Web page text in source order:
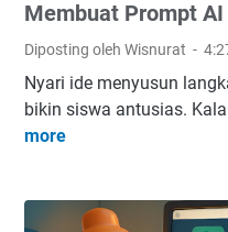
Membuat Prompt
Diposting oleh Wisnurat
Nyari ide menyusun
bikin siswa antusias.
more
M